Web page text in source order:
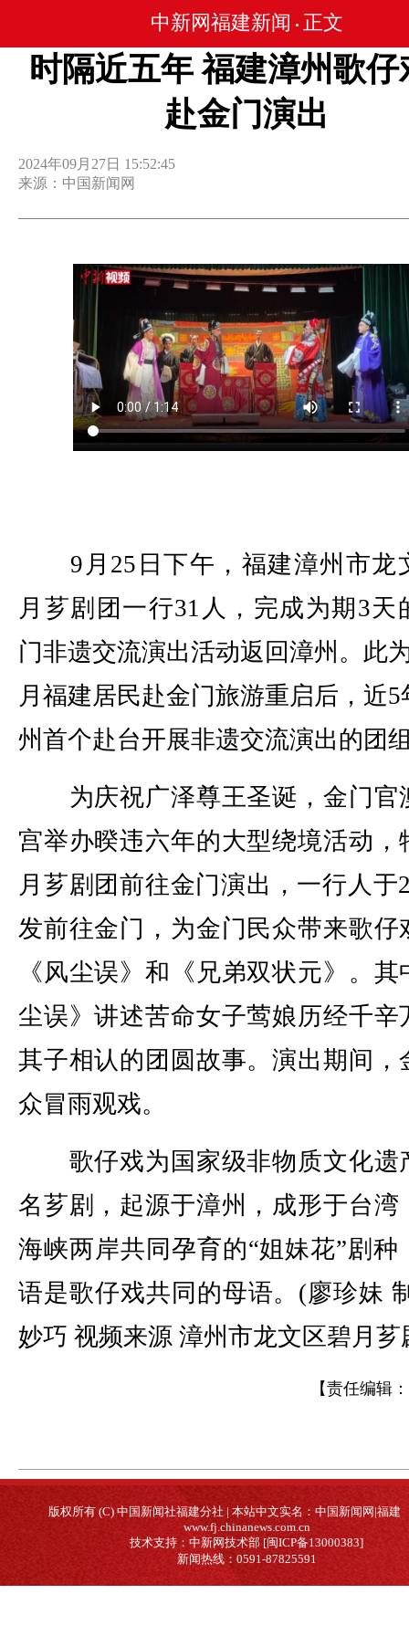
中新网福建新闻 • 正文
时隔近五年 福建漳州歌仔
赴金门演出
2024年09月27日 15:52:45
来源：中国新闻网
9月25日下午，福建漳州市龙
月芗剧团一行31人，完成为期3天
门非遗交流演出活动返回漳州。此
月福建居民赴金门旅游重启后，近5
州首个赴台开展非遗交流演出的团
为庆祝广泽尊王圣诞，金门官
宫举办暌违六年的大型绕境活动，
月芗剧团前往金门演出，一行人于
发前往金门，为金门民众带来歌仔
《风尘误》和《兄弟双状元》。其
尘误》讲述苦命女子莺娘历经千辛
其子相认的团圆故事。演出期间，
众冒雨观戏。
歌仔戏为国家级非物质文化遗
名芗剧，起源于漳州，成形于台湾
海峡两岸共同孕育的“姐妹花”剧种
语是歌仔戏共同的母语。(廖珍妹
妙巧 视频来源 漳州市龙文区碧月芗
【责任编辑：
版权所有 (C) 中国新闻社福建分社 | 本站中文实名：中国新闻网|福建
www.fj.chinanews.com.cn
技术支持：中新网技术部 [闽ICP备13000383]
新闻热线：0591-87825591